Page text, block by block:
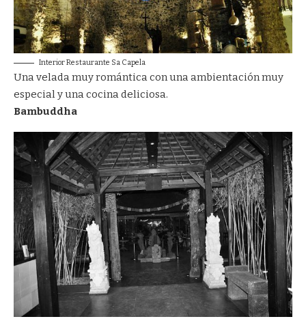
Interior Restaurante Sa Capela
Una velada muy romántica con una ambientación muy
especial y una cocina deliciosa.
Bambuddha